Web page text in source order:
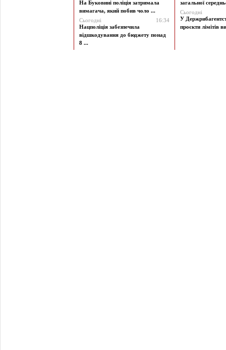
На Буковині поліція затримала
вимагача, який побив чоло ...
Сьогодні
16:34
Нацполіція забезпечила
відшкодування до бюджету понад
8 ...
загальної
Сьогодні
У
проєкти лімітів